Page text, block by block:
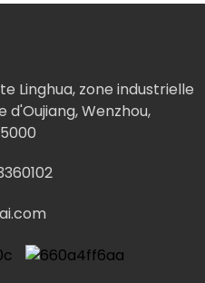
Linghua, zone industrielle
d'Oujiang, Wenzhou,